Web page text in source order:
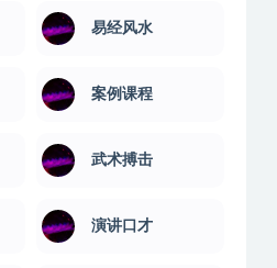
易经风水
案例课程
武术搏击
演讲口才